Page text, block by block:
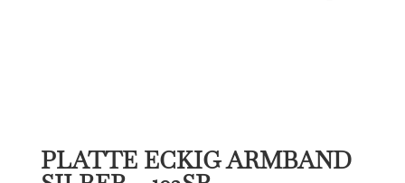
PLATTE ECKIG ARMBAND